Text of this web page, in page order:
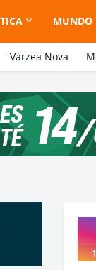
MUNDO
Várzea Nova